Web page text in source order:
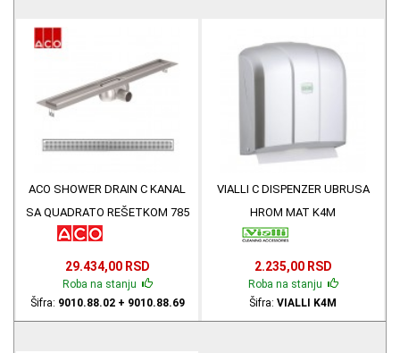
ACO SHOWER DRAIN C KANAL
SA QUADRATO REŠETKOM 785
mm X 93mm 9010.88.02 +
9010.88.69
29.434,00 RSD
Roba na stanju
Šifra: 9010.88.02 + 9010.88.69
VIALLI C DISPENZER UBRUSA
HROM MAT K4M
2.235,00 RSD
Roba na stanju
Šifra: VIALLI K4M